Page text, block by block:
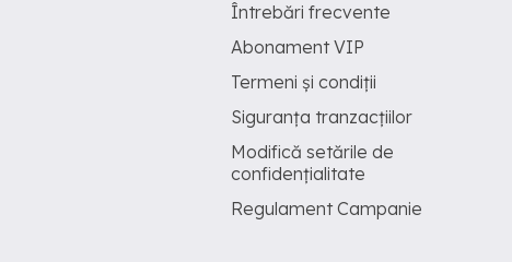
Întrebări frecvente
Abonament VIP
Termeni și condiții
Siguranța tranzacțiilor
Modifică setările de
confidențialitate
Regulament Campanie